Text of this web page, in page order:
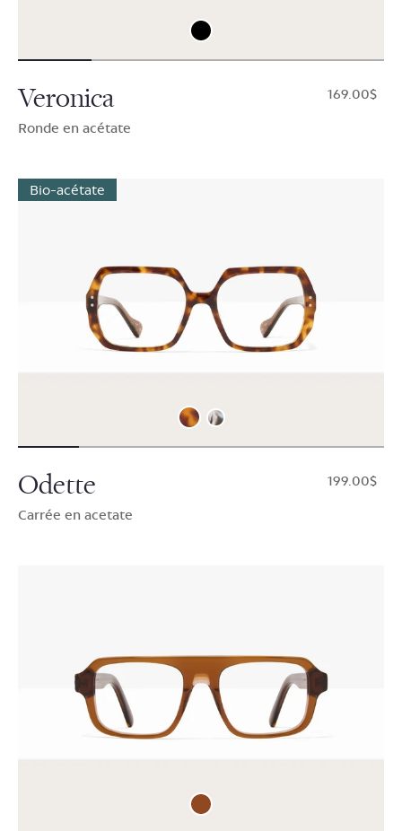
Veronica
Ronde en acétate
$169.00
Bio-acétate
Odette
Carrée en acetate
$199.00